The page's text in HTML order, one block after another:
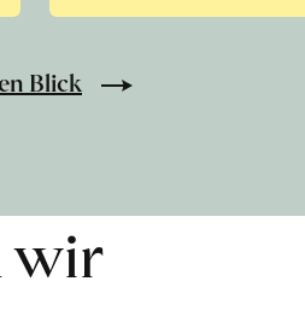
Blick
wir